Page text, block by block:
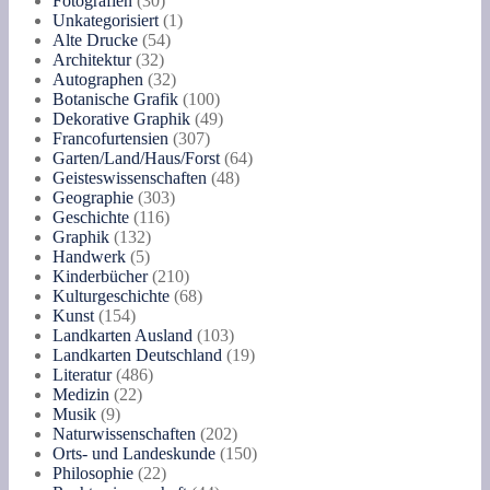
Produkte
Unkategorisiert 11
Alte Drucke 5454
Architektur 3232
Produkte
Autographen 3232
Produkte
Botanische Grafik 100100
Produkte
Dekorative Graphik 4949
Francofurtensien 307307
Produkte
Garten/Land/Haus/Forst 6464
Geisteswissenschaften 4848
Geographie 303303
Produkte
Geschichte 116116
Graphik 132132
Produkte
Handwerk 55
Produkte
Kinderbücher 210210
Produkte
Kulturgeschichte 6868
Kunst 154154
Produkte
Landkarten Ausland 103103
Produkte
Landkarten Deutschland 1919
Literatur 486486
Medizin 2222
Musik 99
Produkte
Naturwissenschaften 202202
Produkte
Orts- und Landeskunde 150150
Philosophie 2222